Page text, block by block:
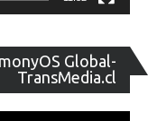
Global-
TransMedia.cl
de